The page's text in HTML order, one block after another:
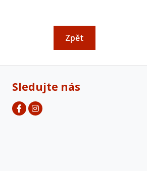
Zpět
Sledujte nás